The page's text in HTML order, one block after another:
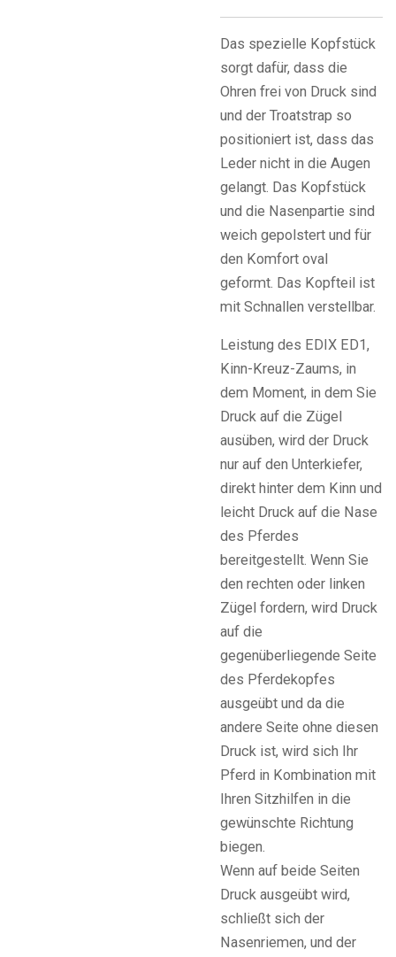
Das spezielle Kopfstück
sorgt dafür, dass die
Ohren frei von Druck sind
und der Troatstrap so
positioniert ist, dass das
Leder nicht in die Augen
gelangt. Das Kopfstück
und die Nasenpartie sind
weich gepolstert und für
den Komfort oval
geformt. Das Kopfteil ist
mit Schnallen verstellbar.
Leistung des EDIX ED1,
Kinn-Kreuz-Zaums, in
dem Moment, in dem Sie
Druck auf die Zügel
ausüben, wird der Druck
nur auf den Unterkiefer,
direkt hinter dem Kinn und
leicht Druck auf die Nase
des Pferdes
bereitgestellt. Wenn Sie
den rechten oder linken
Zügel fordern, wird Druck
auf die
gegenüberliegende Seite
des Pferdekopfes
ausgeübt und da die
andere Seite ohne diesen
Druck ist, wird sich Ihr
Pferd in Kombination mit
Ihren Sitzhilfen in die
gewünschte Richtung
biegen.
Wenn auf beide Seiten
Druck ausgeübt wird,
schließt sich der
Nasenriemen, und der